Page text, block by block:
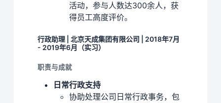
活动，参与人数达300余人，获
得员工高度评价。
行政助理 | 北京天成集团有限公司 | 2018年7月
- 2019年6月（实习）
职责与成就
日常行政支持
协助处理公司日常行政事务，包